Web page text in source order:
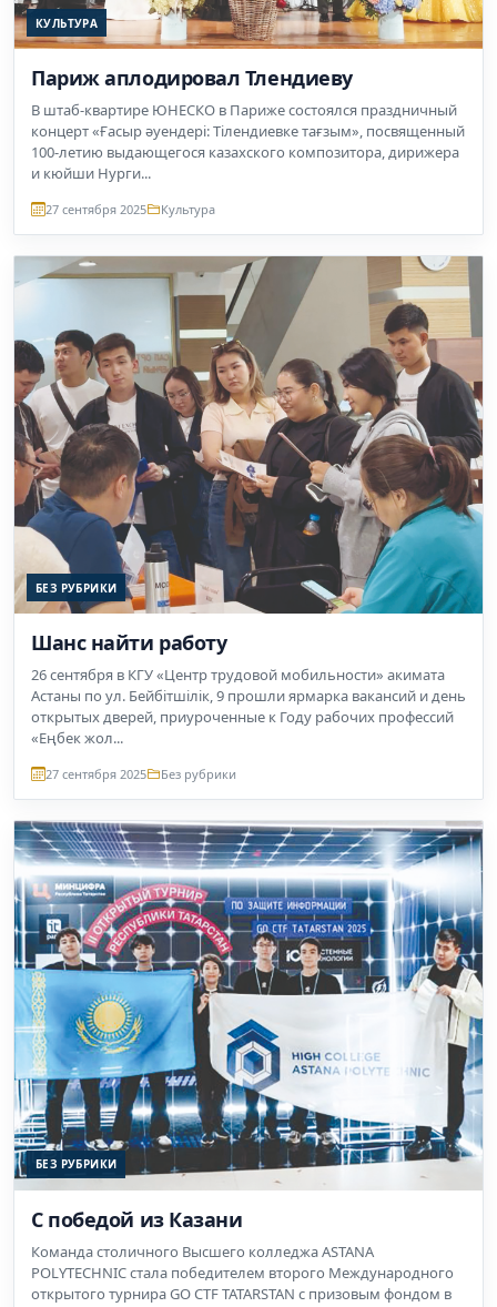
КУЛЬТУРА
Париж аплодировал Тлендиеву
В штаб-квартире ЮНЕСКО в Париже состоялся праздничный
концерт «Ғасыр әуендері: Тілендиевке тағзым», посвященный
100-летию выдающегося казахского композитора, дирижера
и кюйши Нурги...
27 сентября 2025 Культура
БЕЗ РУБРИКИ
Шанс найти работу
26 сентября в КГУ «Центр трудовой мобильности» акимата
Астаны по ул. Бейбітшілік, 9 прошли ярмарка вакансий и день
открытых дверей, приуроченные к Году рабочих профессий
«Еңбек жол...
27 сентября 2025 Без рубрики
БЕЗ РУБРИКИ
С победой из Казани
Команда столичного Высшего колледжа ASTANA
POLYTECHNIC стала победителем второго Международного
открытого турнира GO CTF TATARSTAN с призовым фондом в